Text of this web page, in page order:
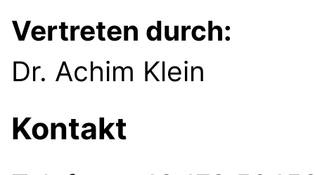
Vertreten durch:
Dr. Achim Klein
Kontakt